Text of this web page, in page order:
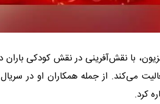
می‌کند. از جمله همکاران او در
کرد.